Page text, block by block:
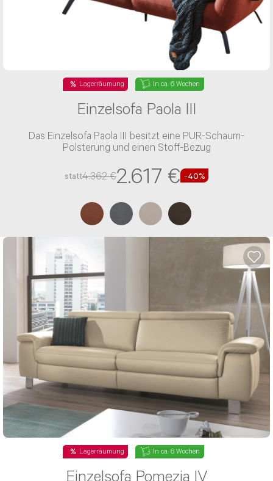
Lagerräumung In ca. 6 Wochen
Einzelsofa Paola III
Das Einzelsofa Paola III besitzt eine PUR-Schaum-
Polsterung und einen Stoff-Bezug
statt4.362 €2.617 € -40%
Lagerräumung In ca. 6 Wochen
Einzelsofa Pomezia IV